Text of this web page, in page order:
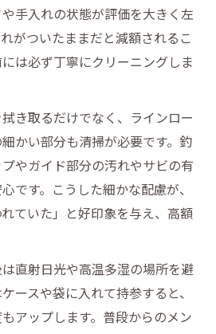
手入れの状態が評価を大きく左
がついたままだと減額されるこ
は必ず丁寧にクリーニングしま
き取るだけでなく、ラインロー
かい部分も清掃が必要です。釣
やガイド部分の汚れやサビの有
です。こうした細かな配慮が、
ていた」と好印象を与え、高額
直射日光や高温多湿の場所を避
ースや袋に入れて持参すると、
アップします。普段からのメン